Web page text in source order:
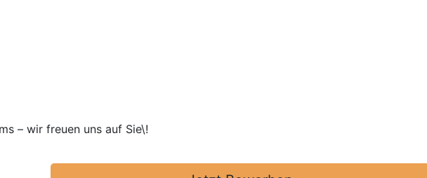
– wir freuen uns auf Sie\!